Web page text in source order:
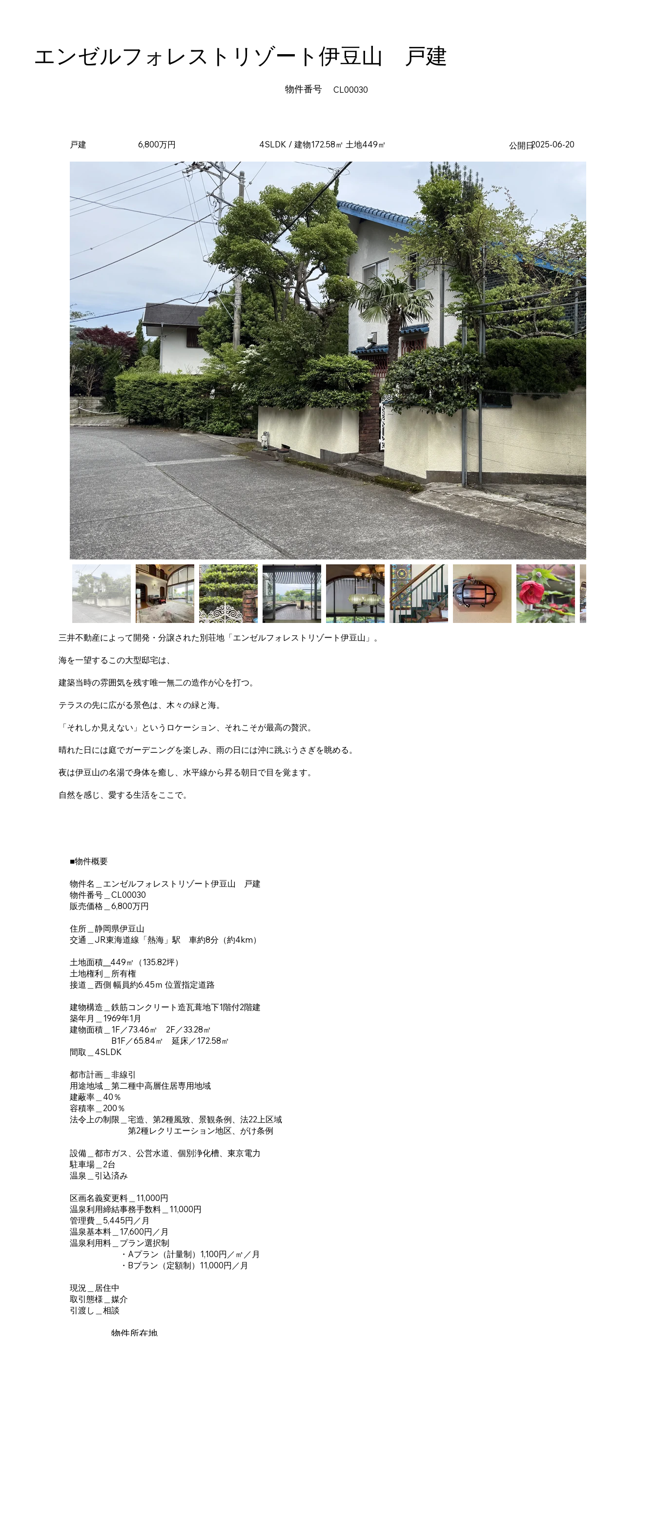
エンゼルフォレストリゾート伊豆山 戸建
​物件番号 CL00030
戸建 6,800万円 4SLDK / 建物172.58㎡ 土地449㎡ ​公開日2025-06-20
■物件概要
物件名＿エンゼルフォレストリゾート伊豆山 戸建
物件番号＿CL00030
販売価格＿6,800万円
住所＿静岡県伊豆山
交通＿JR東海道線「熱海」駅 車約8分（約4km）
土地面積__449㎡（135.82坪）
土地権利＿所有権
接道＿西側 幅員約6.45ｍ 位置指定道路
建物構造＿鉄筋コンクリート造瓦葺地下1階付2階建
築年月＿1969年1月
建物面積＿1F／73.46㎡ 2F／33.28㎡
B1F／65.84㎡ 延床／172.58㎡
間取＿4SLDK
都市計画＿非線引
用途地域＿第二種中高層住居専用地域
建蔽率＿40％
容積率＿200％
法令上の制限＿宅造、第2種風致、景観条例、法22上区域
第2種レクリエーション地区、がけ条例
設備＿都市ガス、公営水道、個別浄化槽、東京電力
駐車場＿2台
温泉＿引込済み
区画名義変更料＿11,000円
温泉利用締結事務手数料＿11,000円
管理費＿5,445円／月
温泉基本料＿17,600円／月
温泉利用料＿プラン選択制
・Aプラン（計量制）1,100円／㎥／月
・Bプラン（定額制）11,000円／月
現況＿居住中
取引態様＿媒介
引渡し＿相談
三井不動産によって開発・分譲された別荘地「エンゼルフォレストリゾート伊豆山」。
海を一望するこの大型邸宅は、
建築当時の雰囲気を残す唯一無二の造作が心を打つ。
テラスの先に広がる景色は、木々の緑と海。
「それしか見えない」というロケーション、それこそが最高の贅沢。
晴れた日には庭でガーデニングを楽しみ、雨の日には沖に跳ぶうさぎを眺める。
夜は伊豆山の名湯で身体を癒し、水平線から昇る朝日で目を覚ます。
自然を感じ、愛する生活をここで。
​物件所在地